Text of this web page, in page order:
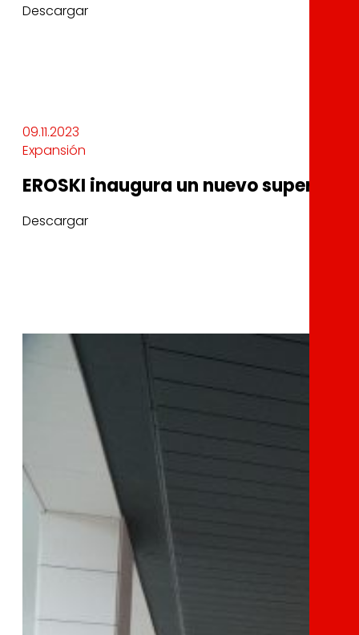
Descargar
09.11.2023
Expansión
EROSKI inaugura un nuevo
Descargar